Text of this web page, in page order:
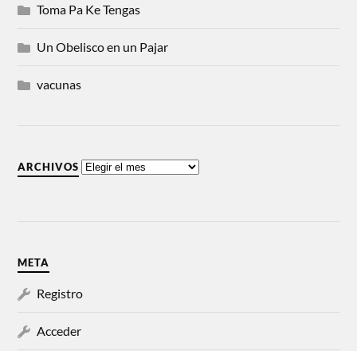
Toma Pa Ke Tengas
Un Obelisco en un Pajar
vacunas
ARCHIVOS
META
Registro
Acceder